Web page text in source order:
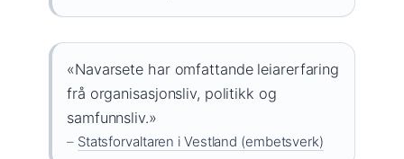
«Navarsete har omfattande leiarerfaring
frå organisasjonsliv, politikk og
samfunnsliv.»
– Statsforvaltaren i Vestland (embetsverk)